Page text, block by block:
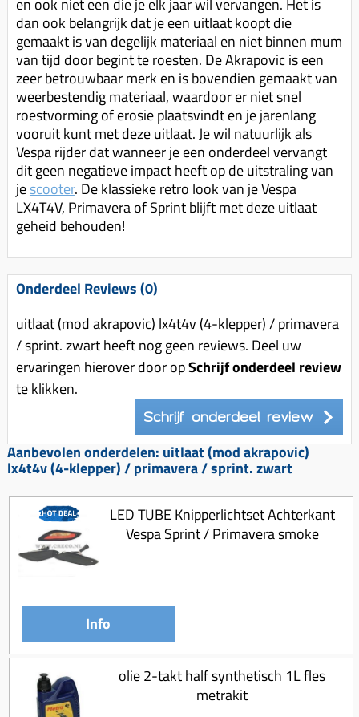
en ook niet een die je elk jaar wil vervangen. Het is
dan ook belangrijk dat je een uitlaat koopt die
gemaakt is van degelijk materiaal en niet binnen mum
van tijd door begint te roesten. De Akrapovic is een
zeer betrouwbaar merk en is bovendien gemaakt van
weerbestendig materiaal, waardoor er niet snel
roestvorming of erosie plaatsvindt en je jarenlang
vooruit kunt met deze uitlaat. Je wil natuurlijk als
Vespa rijder dat wanneer je een onderdeel vervangt
dit geen negatieve impact heeft op de uitstraling van
jescooter. De klassieke retro look van je Vespa
LX4T4V, Primavera of Sprint blijft met deze uitlaat
geheid behouden!
Onderdeel Reviews (0)
uitlaat (mod akrapovic) lx4t4v (4-klepper) / primavera
/ sprint. zwart heeft nog geen reviews. Deel uw
ervaringen hierover door opSchrijf onderdeel review
te klikken.
Schrijf onderdeel review
Aanbevolen onderdelen: uitlaat (mod akrapovic)
lx4t4v (4-klepper) / primavera / sprint. zwart
LED TUBE Knipperlichtset Achterkant
Vespa Sprint / Primavera smoke
Info
olie 2-takt half synthetisch 1L fles
metrakit